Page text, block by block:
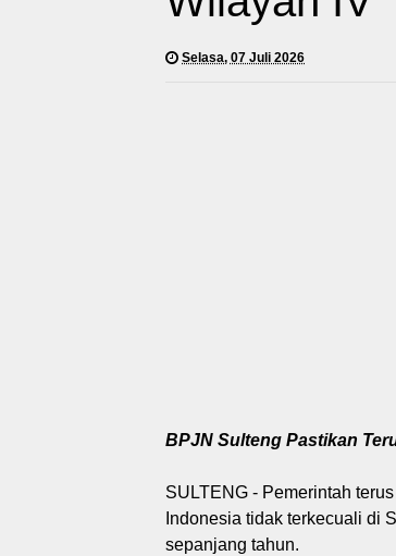
Selasa, 07 Juli 2026
BPJN Sulteng Pastikan
SULTENG - Pemerintah
Indonesia tidak terkecuali di
sepanjang tahun.